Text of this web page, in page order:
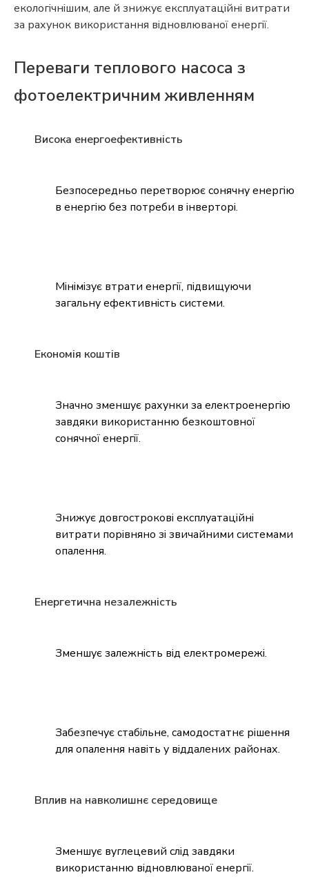
екологічнішим, але й знижує експлуатаційні витрати
за рахунок використання відновлюваної енергії.
Переваги теплового насоса з
фотоелектричним живленням
Висока енергоефективність
Безпосередньо перетворює сонячну енергію
в енергію без потреби в інверторі.
Мінімізує втрати енергії, підвищуючи
загальну ефективність системи.
Економія коштів
Значно зменшує рахунки за електроенергію
завдяки використанню безкоштовної
сонячної енергії.
Знижує довгострокові експлуатаційні
витрати порівняно зі звичайними системами
опалення.
Енергетична незалежність
Зменшує залежність від електромережі.
Забезпечує стабільне, самодостатнє рішення
для опалення навіть у віддалених районах.
Вплив на навколишнє середовище
Зменшує вуглецевий слід завдяки
використанню відновлюваної енергії.